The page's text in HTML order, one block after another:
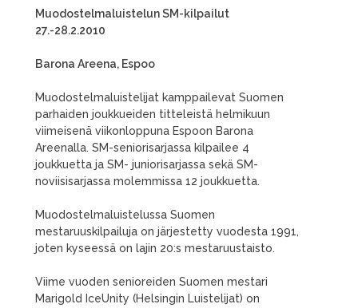
Muodostelmaluistelun SM-kilpailut
27.-28.2.2010
Barona Areena, Espoo
Muodostelmaluistelijat kamppailevat Suomen
parhaiden joukkueiden titteleistä helmikuun
viimeisenä viikonloppuna Espoon Barona
Areenalla. SM-seniorisarjassa kilpailee 4
joukkuetta ja SM- juniorisarjassa sekä SM-
noviisisarjassa molemmissa 12 joukkuetta.
Muodostelmaluistelussa Suomen
mestaruuskilpailuja on järjestetty vuodesta 1991,
joten kyseessä on lajin 20:s mestaruustaisto.
Viime vuoden senioreiden Suomen mestari
Marigold IceUnity (Helsingin Luistelijat) on